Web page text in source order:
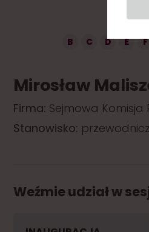
B C D E F
Mirosław
Firma: Sejmowa Komisja
Stanowisko:
Weźmie udział w